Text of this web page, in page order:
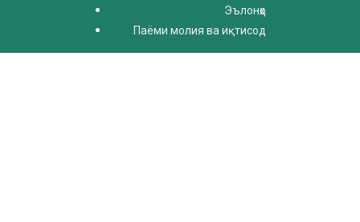
Эълонҳо
Паёми молия ва иқтисод